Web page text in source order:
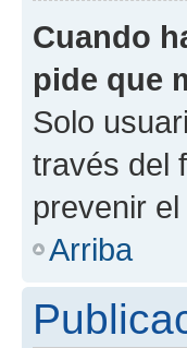
Cuando
pide que
Solo
través del
prevenir
Arriba